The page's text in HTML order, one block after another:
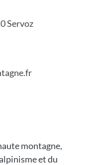
Servoz
montagne,
et du